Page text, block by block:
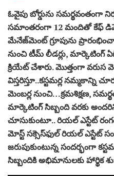
ఓవైపు బోర్డును సమర్థవంతంగా
సమాంతరంగా 12 మందితో కేఫ్
మేనేజ్‌మెంట్ గ్రూపును
నుంచి టీమ్ లీడర్లు, మార్కెటింగ్
క్రియేట్ చేశారు. మొత్తంగా వరుస
విస్తరిస్తూ..కస్టమర్ల నమ్మకాన్ని
మెంబర్ల నుంచి…క్రమశిక్షణ,
మార్కెటింగ్ సిబ్బంది వరకు
చూసుకుంటూ.. రియల్ ఎస్టేట్
మోస్ట్ సక్సెస్‌ఫుల్ రియల్ ఎస్టేట్
జరుపుకుంటున్న సందర్భంగా
సిబ్బందికి అభిమానులకు హార్థిక